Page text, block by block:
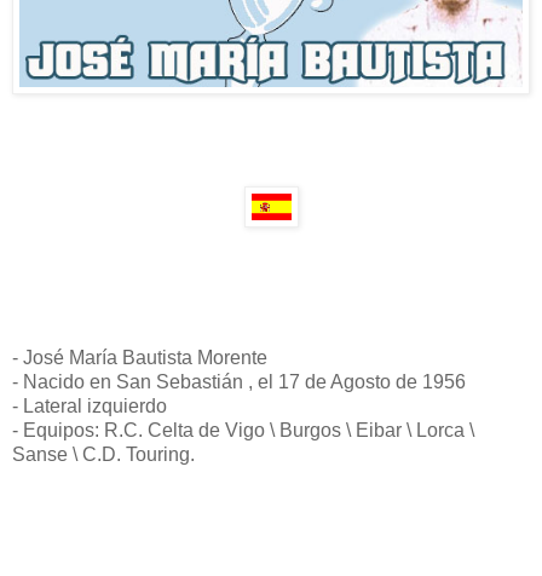
- José María Bautista Morente
- Nacido en San Sebastián , el 17 de Agosto de 1956
- Lateral izquierdo
- Equipos: R.C. Celta de Vigo \ Burgos \ Eibar \ Lorca \
Sanse \ C.D. Touring.